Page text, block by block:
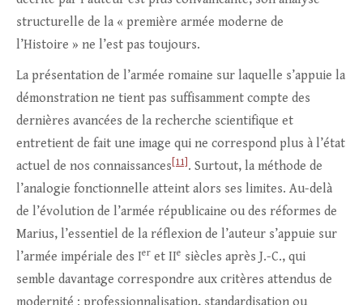
structurelle de la « première armée moderne de
l’Histoire » ne l’est pas toujours.
La présentation de l’armée romaine sur laquelle s’appuie la
démonstration ne tient pas suffisamment compte des
dernières avancées de la recherche scientifique et
entretient de fait une image qui ne correspond plus à l’état
actuel de nos connaissances [11] . Surtout, la méthode de
l’analogie fonctionnelle atteint alors ses limites. Au-delà
de l’évolution de l’armée républicaine ou des réformes de
Marius, l’essentiel de la réflexion de l’auteur s’appuie sur
l’armée impériale des Ier et IIe siècles après J.-C., qui
semble davantage correspondre aux critères attendus de